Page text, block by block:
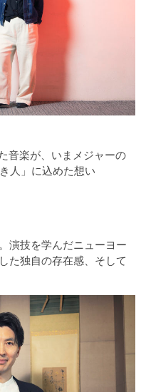
音楽が、いまメジャーの
人」に込めた想い
演技を学んだニューヨー
た独自の存在感、そして